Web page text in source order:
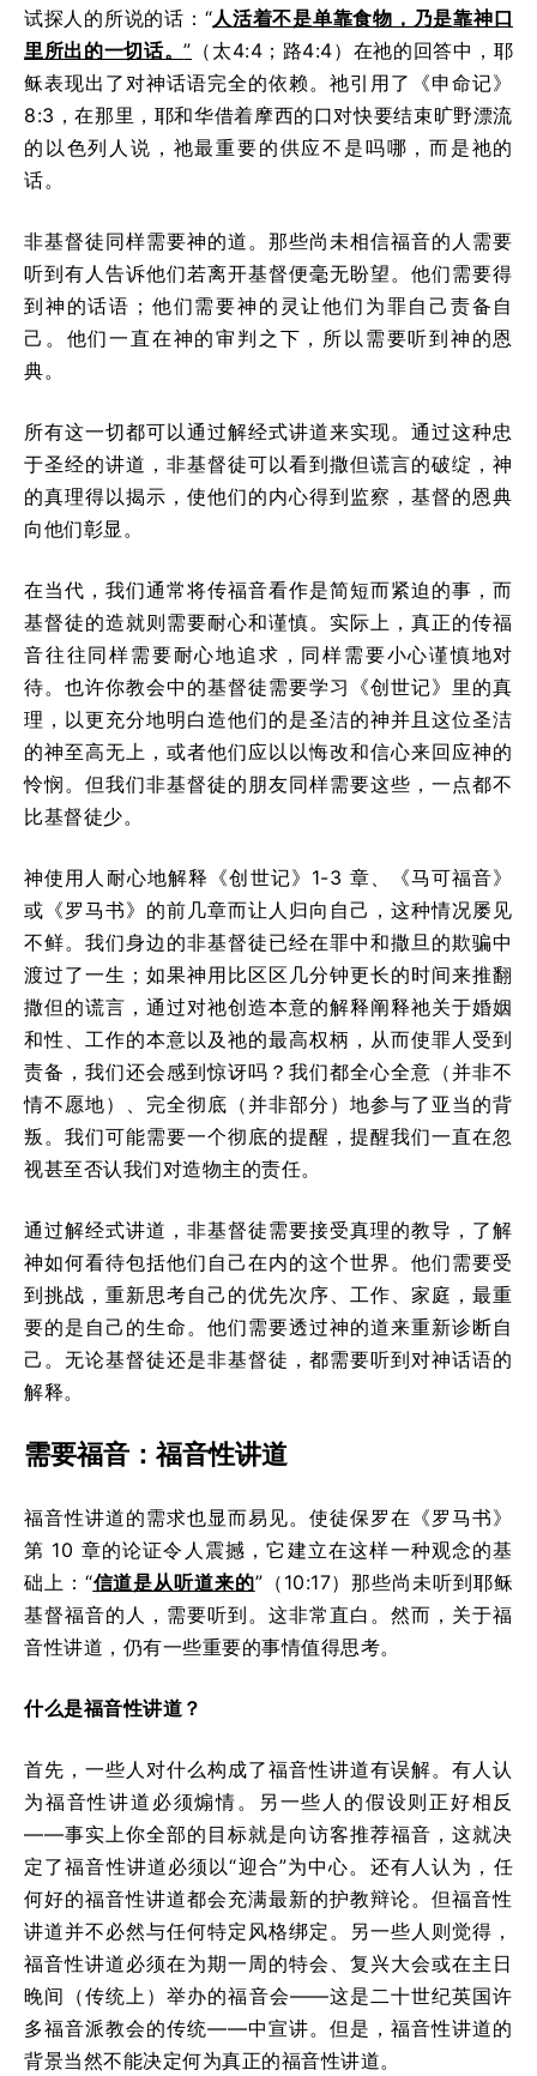
试探人的所说的话：“人活着不是单靠食物，乃是靠神口
里所出的一切话。” （太4:4；路4:4）在祂的回答中，耶
稣表现出了对神话语完全的依赖。祂引用了《申命记》
8:3，在那里，耶和华借着摩西的口对快要结束旷野漂流
的以色列人说，祂最重要的供应不是吗哪，而是祂的
话。
非基督徒同样需要神的道。那些尚未相信福音的人需要
听到有人告诉他们若离开基督便毫无盼望。他们需要得
到神的话语；他们需要神的灵让他们为罪自己责备自
己。他们一直在神的审判之下，所以需要听到神的恩
典。
所有这一切都可以通过解经式讲道来实现。通过这种忠
于圣经的讲道，非基督徒可以看到撒但谎言的破绽，神
的真理得以揭示，使他们的内心得到监察，基督的恩典
向他们彰显。
在当代，我们通常将传福音看作是简短而紧迫的事，而
基督徒的造就则需要耐心和谨慎。实际上，真正的传福
音往往同样需要耐心地追求，同样需要小心谨慎地对
待。也许你教会中的基督徒需要学习《创世记》里的真
理，以更充分地明白造他们的是圣洁的神并且这位圣洁
的神至高无上，或者他们应以以悔改和信心来回应神的
怜悯。但我们非基督徒的朋友同样需要这些，一点都不
比基督徒少。
神使用人耐心地解释《创世记》1-3 章、《马可福音》
或《罗马书》的前几章而让人归向自己，这种情况屡见
不鲜。我们身边的非基督徒已经在罪中和撒旦的欺骗中
渡过了一生；如果神用比区区几分钟更长的时间来推翻
撒但的谎言，通过对祂创造本意的解释阐释祂关于婚姻
和性、工作的本意以及祂的最高权柄，从而使罪人受到
责备，我们还会感到惊讶吗？我们都全心全意（并非不
情不愿地）、完全彻底（并非部分）地参与了亚当的背
叛。我们可能需要一个彻底的提醒，提醒我们一直在忽
视甚至否认我们对造物主的责任。
通过解经式讲道，非基督徒需要接受真理的教导，了解
神如何看待包括他们自己在内的这个世界。他们需要受
到挑战，重新思考自己的优先次序、工作、家庭，最重
要的是自己的生命。他们需要透过神的道来重新诊断自
己。无论基督徒还是非基督徒，都需要听到对神话语的
解释。
需要福音：福音性讲道
福音性讲道的需求也显而易见。使徒保罗在《罗马书》
第 10 章的论证令人震撼，它建立在这样一种观念的基
础上：“信道是从听道来的”（10:17）那些尚未听到耶稣
基督福音的人，需要听到。这非常直白。然而，关于福
音性讲道，仍有一些重要的事情值得思考。
什么是福音性讲道？
首先，一些人对什么构成了福音性讲道有误解。有人认
为福音性讲道必须煽情。另一些人的假设则正好相反
——事实上你全部的目标就是向访客推荐福音，这就决
定了福音性讲道必须以“迎合”为中心。还有人认为，任
何好的福音性讲道都会充满最新的护教辩论。但福音性
讲道并不必然与任何特定风格绑定。另一些人则觉得，
福音性讲道必须在为期一周的特会、复兴大会或在主日
晚间（传统上）举办的福音会——这是二十世纪英国许
多福音派教会的传统——中宣讲。但是，福音性讲道的
背景当然不能决定何为真正的福音性讲道。